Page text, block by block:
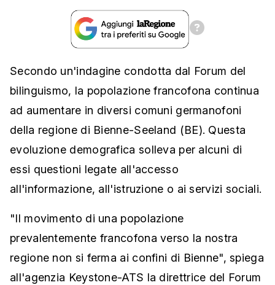
Secondo un'indagine condotta dal Forum del
bilinguismo, la popolazione francofona continua
ad aumentare in diversi comuni germanofoni
della regione di Bienne-Seeland (BE). Questa
evoluzione demografica solleva per alcuni di
essi questioni legate all'accesso
all'informazione, all'istruzione o ai servizi sociali.
"Il movimento di una popolazione
prevalentemente francofona verso la nostra
regione non si ferma ai confini di Bienne", spiega
all'agenzia Keystone-ATS la direttrice del Forum